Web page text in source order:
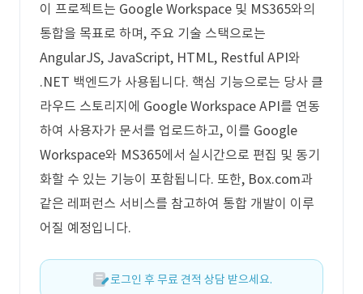
이 프로젝트는 Google Workspace 및 MS365와의
통합을 목표로 하며, 주요 기술 스택으로는
AngularJS, JavaScript, HTML, Restful API와
.NET 백엔드가 사용됩니다. 핵심 기능으로는 당사 클
라우드 스토리지에 Google Workspace API를 연동
하여 사용자가 문서를 업로드하고, 이를 Google
Workspace와 MS365에서 실시간으로 편집 및 동기
화할 수 있는 기능이 포함됩니다. 또한, Box.com과
같은 레퍼런스 서비스를 참고하여 통합 개발이 이루
어질 예정입니다.
로그인 후 무료 견적 상담 받으세요.